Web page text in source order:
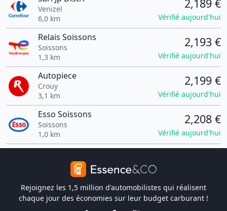
Venizel
6,0 km
2,189 €
Vérifié aujourd'hui
Relais Soissons
Soissons
1,3 km
2,193 €
Vérifié aujourd'hui
Autopiece
Crouy
3,1 km
2,199 €
Vérifié aujourd'hui
Esso Soissons
Soissons
1,0 km
2,208 €
Vérifié aujourd'hui
Rejoignez les 1,5 million d'automobilistes qui réalisent
chaque jour des économies sur leur budget carburant !